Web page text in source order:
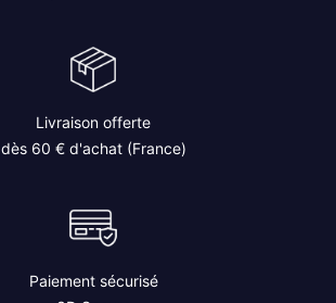
Livraison offerte
dès 60 € d'achat (France)
Paiement sécurisé